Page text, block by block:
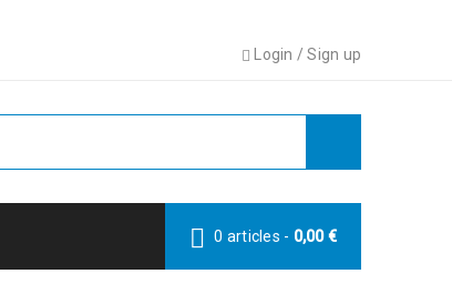
Login /Sign up
0 articles - 0,00€